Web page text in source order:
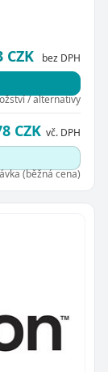
CZK bez DPH
/ alternativy
CZK vč. DPH
(běžná cena)